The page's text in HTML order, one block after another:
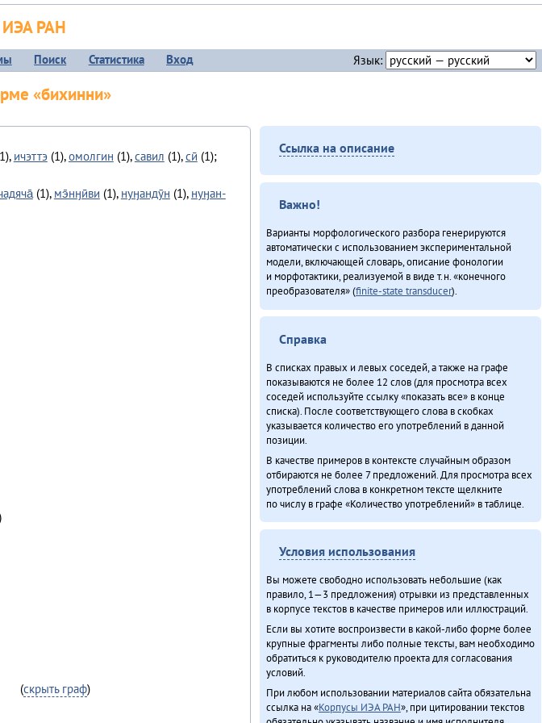
РАН
Поиск Статистика Вход Язык:
«бихинни»
ичэттэ(1),омолгин (1),савил (1),сӣ (1);
(1), мэ̄нӈӣви (1), нуӈандӯн (1), нуӈан-
(скрыть граф)
Ссылка на описание
Важно!
Варианты морфологического разбора генерируются
автоматически с использованием экспериментальной
модели, включающей словарь, описание фонологии
и морфотактики, реализуемой в виде т.н. «конечного
преобразователя» (finite-state transducer).
Справка
В списках правых и левых соседей, а также на графе
показываются не более 12 слов (для просмотра всех
соседей используйте ссылку «показать все» в конце
списка). После соответствующего слова в скобках
указывается количество его употреблений в данной
позиции.
В качестве примеров в контексте случайным образом
отбираются не более 7 предложений. Для просмотра всех
употреблений слова в конкретном тексте щелкните
по числу в графе «Количество употреблений» в таблице.
Условия использования
Вы можете свободно использовать небольшие (как
правило, 1—3 предложения) отрывки из представленных
в корпусе текстов в качестве примеров или иллюстраций.
Если вы хотите воспроизвести в какой-либо форме более
крупные фрагменты либо полные тексты, вам необходимо
обратиться к руководителю проекта для согласования
условий.
При любом использовании материалов сайта обязательна
ссылка на «Корпусы ИЭА РАН», при цитировании текстов